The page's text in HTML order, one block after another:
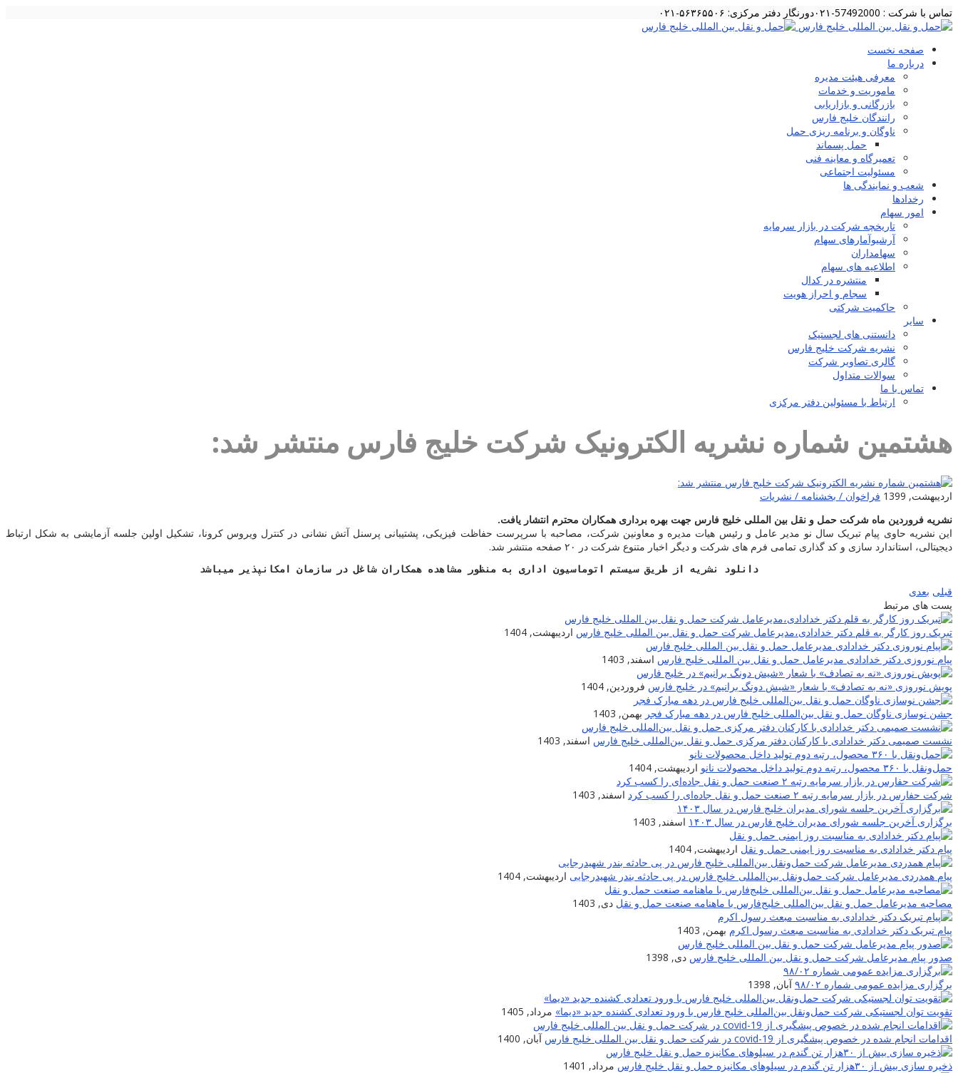
تماس با شرکت : 57492000-۰۲۱ دورنگار دفتر مرکزی: ۵۶۳۶۵۵۰۶-۰۲۱
صفحه نخست
درباره ما
معرفی هیئت مدیره
ماموریت و خدمات
بازرگانی و بازاریابی
رانندگان خلیج فارس
ناوگان و برنامه ریزی حمل
حمل پسماند
تعمیرگاه و معاینه فنی
مسئولیت اجتماعی
شعب و نمایندگی ها
رخدادها
امور سهام
تاریخچه شرکت در بازار سرمایه
آرشیوآمارهای سهام
سهامداران
اطلاعیه های سهام
منتشره در کدال
سجام و احراز هویت
حاکمیت شرکتی
سایر
دانستنی های لجستیک
نشریه شرکت خلیج فارس
گالری تصاویر شرکت
سوالات متداول
تماس با ما
ارتباط با مسئولین دفتر مرکزی
هشتمین شماره نشریه الکترونیک شرکت خلیج فارس منتشر شد:
اردیبهشت, 1399
فراخوان / بخشنامه / نشریات
نشریه فروردین ماه شرکت حمل و نقل بین المللی خلیج فارس جهت بهره برداری همکاران محترم انتشار یافت.
این نشریه حاوی پیام تبریک سال نو مدیر عامل و رئیس هیات مدیره و معاونین شرکت، مصاحبه با سرپرست حفاظت فیزیکی، پشتیبانی پرسنل آتش نشانی در کنترل ویروس کرونا، تشکیل اولین جلسه آزمایشی به شکل ارتباط
دیجیتالی، استاندارد سازی و کد گذاری تمامی فرم های شرکت و دیگر اخبار متنوع شرکت در ۲۰ صفحه منتشر شد.
دانلود نشریه از طریق سیستم اتوماسیون اداری به منظور مشاهده همکاران شاغل در سازمان امکانپذیر میباشد
قبلی بعدی
پست های مرتبط
تبریک روز کارگر به قلم دکتر خدادادی،مدیرعامل شرکت حمل و نقل بین المللی خلیج فارس اردیبهشت, 1404
پیام نوروزی دکتر خدادادی مدیرعامل حمل و نقل بین المللی خلیج فارس اسفند, 1403
پویش نوروزی «نه به تصادف» با شعار «شیش دونگ برانیم» در خلیج فارس فروردین, 1404
جشن نوسازی ناوگان حمل و نقل بین‌المللی خلیج فارس در دهه مبارک فجر بهمن, 1403
نشست صمیمی دکتر خدادادی با کارکنان دفتر مرکزی حمل و نقل بین‌المللی خلیج فارس اسفند, 1403
حمل‌ونقل با ۳۶۰ محصول، رتبه دوم تولید داخل محصولات نانو
اردیبهشت, 1404
شرکت حفارس در بازار سرمایه رتبه ۲ صنعت حمل و نقل جاده‌ای را کسب کرد
اسفند, 1403
برگزاری آخرین جلسه شورای مدیران خلیج فارس در سال ۱۴۰۳
اسفند, 1403
پیام دکتر خدادادی به مناسبت روز ایمنی حمل و نقل اردیبهشت, 1404
پیام همدردی مدیرعامل شرکت حمل‌ونقل بین‌المللی خلیج فارس در پی حادثه بندر شهیدرجایی اردیبهشت, 1404
مصاحبه مدیرعامل حمل و نقل بین‌المللی خلیج‌‌فارس با ماهنامه صنعت حمل و نقل دی, 1403
پیام تبریک دکتر خدادادی به مناسبت مبعث رسول اکرم بهمن, 1403
صدور پیام مدیرعامل شرکت حمل و نقل بین المللی خلیج فارس دی, 1398
برگزاری مزایده عمومی شماره ۹۸/۰۲
آبان, 1398
تقویت توان لجستیکی شرکت حمل‌ونقل بین‌المللی خلیج فارس با ورود تعدادی کشنده جدید «دیما» مرداد, 1405
اقدامات انجام شده در خصوص پیشگیری از covid-19 در شرکت حمل و نقل بین المللی خلیج فارس
آبان, 1400
ذخیره سازی بیش از ۳۰هزار تن گندم در سیلوهای مکانیزه حمل و نقل خلیج فارس
مرداد, 1401